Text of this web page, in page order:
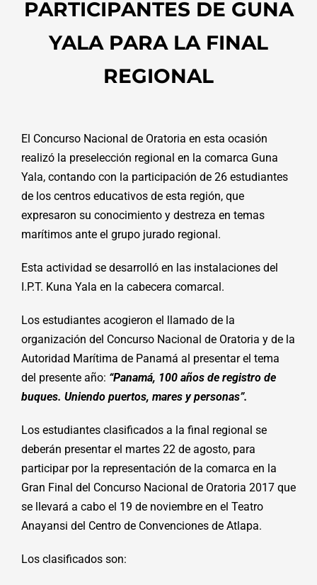
PARTICIPANTES DE GUNA
YALA PARA LA FINAL
REGIONAL
El Concurso Nacional de Oratoria en esta ocasión
realizó la preselección regional en la comarca Guna
Yala, contando con la participación de 26 estudiantes
de los centros educativos de esta región, que
expresaron su conocimiento y destreza en temas
marítimos ante el grupo jurado regional.
Esta actividad se desarrolló en las instalaciones del
I.P.T. Kuna Yala en la cabecera comarcal.
Los estudiantes acogieron el llamado de la
organización del Concurso Nacional de Oratoria y de la
Autoridad Marítima de Panamá al presentar el tema
del presente año: “Panamá, 100 años de registro de
buques. Uniendo puertos, mares y personas”.
Los estudiantes clasificados a la final regional se
deberán presentar el martes 22 de agosto, para
participar por la representación de la comarca en la
Gran Final del Concurso Nacional de Oratoria 2017 que
se llevará a cabo el 19 de noviembre en el Teatro
Anayansi del Centro de Convenciones de Atlapa.
Los clasificados son: